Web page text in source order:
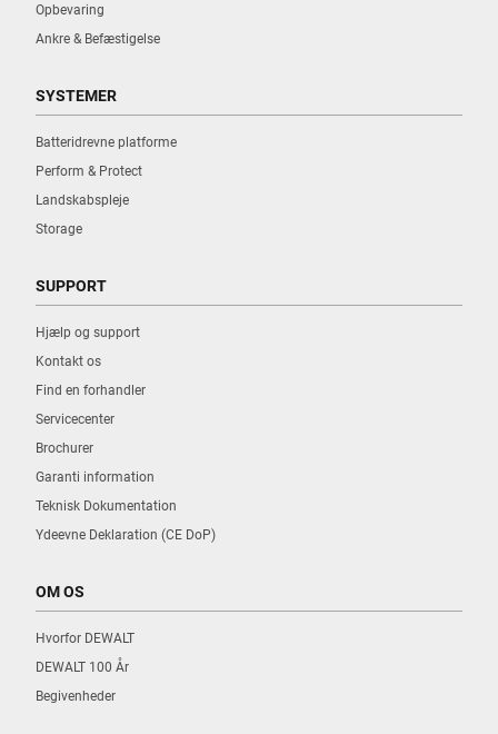
Opbevaring
Ankre & Befæstigelse
SYSTEMER
Batteridrevne platforme
Perform & Protect
Landskabspleje
Storage
SUPPORT
Hjælp og support
Kontakt os
Find en forhandler
Servicecenter
Brochurer
Garanti information
Teknisk Dokumentation
Ydeevne Deklaration (CE DoP)
OM OS
Hvorfor DEWALT
DEWALT 100 År
Begivenheder